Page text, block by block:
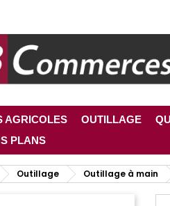
AGRICOLES OUTILLAGE
PLANS
Outillage Outillage à main